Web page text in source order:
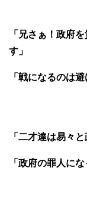
「兄さぁ！政府
す」
「戦になるのは
「二才達は易々
「政府の罪人に